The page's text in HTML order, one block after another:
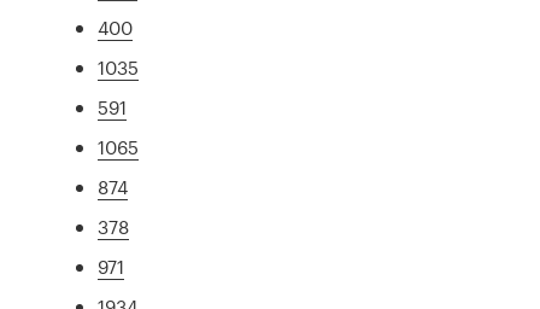
400
1035
591
1065
874
378
971